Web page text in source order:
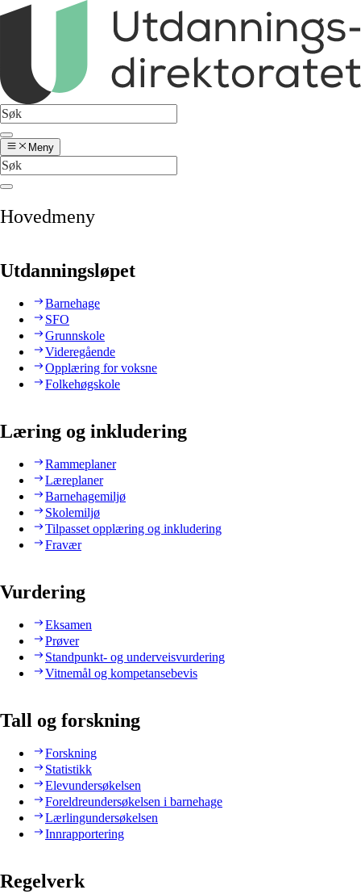
Meny
Hovedmeny
Utdanningsløpet
Barnehage
SFO
Grunnskole
Videregående
Opplæring for voksne
Folkehøgskole
Læring og inkludering
Rammeplaner
Læreplaner
Barnehagemiljø
Skolemiljø
Tilpasset opplæring og inkludering
Fravær
Vurdering
Eksamen
Prøver
Standpunkt- og underveisvurdering
Vitnemål og kompetansebevis
Tall og forskning
Forskning
Statistikk
Elevundersøkelsen
Foreldreundersøkelsen i barnehage
Lærlingundersøkelsen
Innrapportering
Regelverk